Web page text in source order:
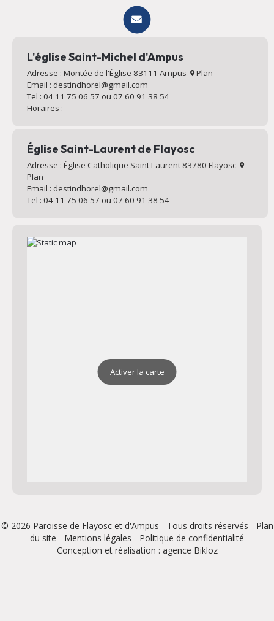
L'église Saint-Michel d'Ampus
Adresse : Montée de l'Église 83111 Ampus
Plan
Email : destindhorel@gmail.com
Tel : 04 11 75 06 57 ou 07 60 91 38 54
Horaires :
Église Saint-Laurent de Flayosc
Adresse : Église Catholique Saint Laurent 83780 Flayosc
Plan
Email : destindhorel@gmail.com
Tel : 04 11 75 06 57 ou 07 60 91 38 54
Activer la carte
© 2026 Paroisse de Flayosc et d'Ampus - Tous droits réservés - Plan
du site - Mentions légales - Politique de confidentialité
Conception et réalisation : agence Bikloz